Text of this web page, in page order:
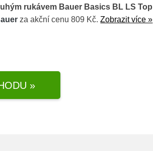
rukávem Bauer Basics BL LS Top
za akční cenu 809 Kč.Zobrazit více »
»